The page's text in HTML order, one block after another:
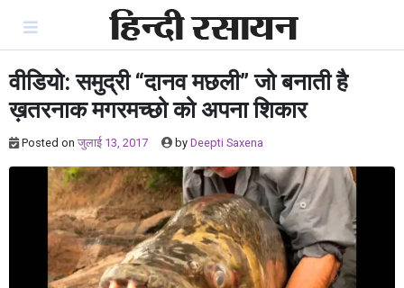
content
वीडियो: समुद्री “दानव मछली” जो बनाती है
ख़तरनाक मगरमच्छो को अपना शिकार
Posted on जुलाई 13, 2017 by Deepti Saxena